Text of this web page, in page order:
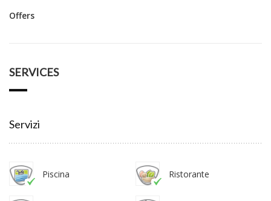
Offers
SERVICES
Servizi
Piscina Ristorante